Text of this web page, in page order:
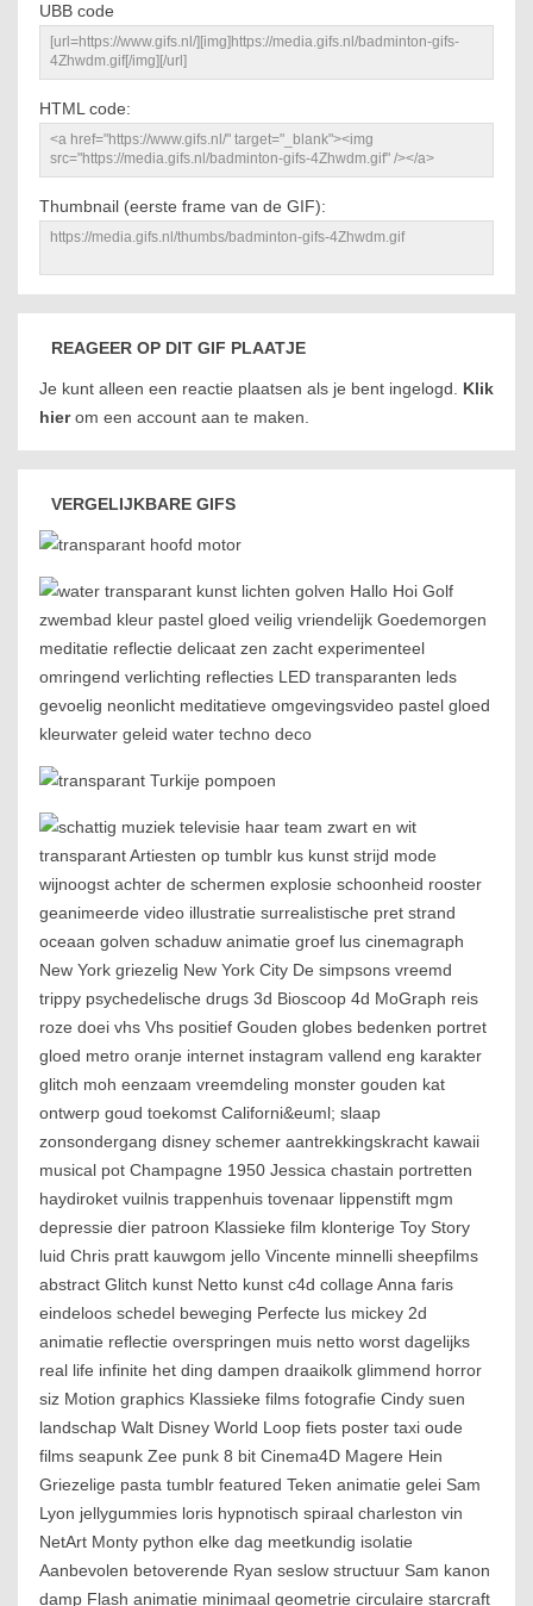
UBB code
HTML code:
Thumbnail (eerste frame van de GIF):
REAGEER OP DIT GIF PLAATJE
Je kunt alleen een reactie plaatsen als je bent ingelogd. Klik
hierom een account aan te maken.
VERGELIJKBARE GIFS